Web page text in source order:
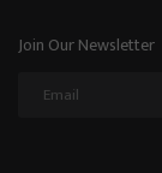
Join Our Newsletter